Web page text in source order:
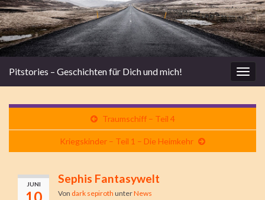
Pitstories – Geschichten für Dich und mich!
Traumschiff – Teil 4
Kriegskinder – Teil 1 – Die Heimkehr
JUNI
10
Sephis Fantasywelt
Von dark sepiroth unterNews